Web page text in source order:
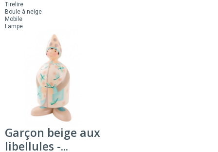
Tirelire
Boule à neige
Mobile
Lampe
Garçon beige aux
libellules -...